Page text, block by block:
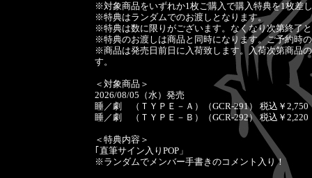
※対象商品をいずれか1枚ご購入で購入特典を1枚差
※特典はランダムでのお渡しとなります。
※特典は数に限りがございます。なくなり次第終了
※特典のお渡しは商品と同時になります。ご予約時
※商品は発売日前日に入荷致します。入荷次第商品
す。
＜対象商品＞
2026/08/05（水）発売
睡／劇 （ＴＹＰＥ－Ａ）（GCR-291） 税込￥2,750
睡／劇 （ＴＹＰＥ－Ｂ）（GCR-292） 税込￥2,220
＜特典内容＞
｢直筆サイン入りPOP」
※ランダムでメンバー手書きのコメント入り！